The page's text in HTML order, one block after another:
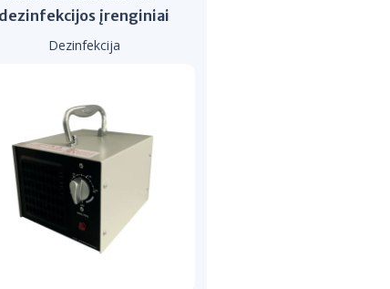
dezinfekcijos įrenginiai
Dezinfekcija